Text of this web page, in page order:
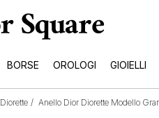
BORSE OROLOGI GIOIELLI
Diorette / Anello Dior Diorette Modello